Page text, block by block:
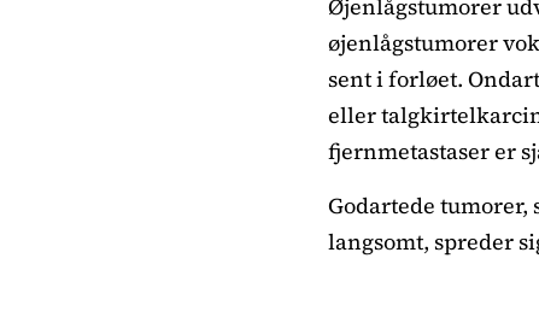
Øjenlågstumorer
øjenlågstumorer
sent i forløet.
eller
fjernmetastaser er
Godartede
langsomt, spreder